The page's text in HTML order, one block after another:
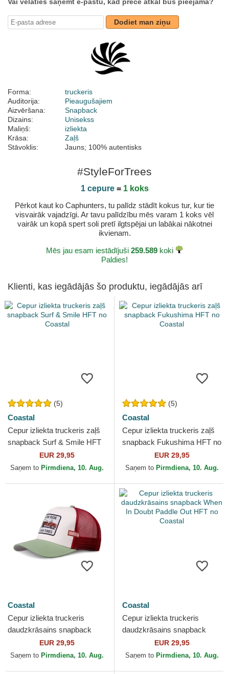
Vai vēlaties saņemt e-pastu, kad prece atkal būs pieejama?
Dodiet man ziņu
Forma:
truckeris
Auditorija:
Pieaugušajiem
Aizvēršana:
Snapback
Dizains:
Unisekss
Maliņš:
izliekta
Krāsa:
Zaļš
Stāvoklis:
Jauns; 100% autentisks
#StyleForTrees
1 cepure= 1 koks
Pērkot kaut ko Caphunters, tu palīdz stādīt kokus tur, kur tie
visvairāk vajadzīgi. Ar tavu palīdzību mēs varam 1 koks vēl
vairāk un kopā spert soli pretī ilgtspējai un labākai nākotnei
ikvienam.
Mēs jau esam iestādījuši 259.589 koki
Paldies!
Klienti, kas iegādājās šo produktu, iegādājās arī
(5)
Coastal
Cepur izliekta truckeris zaļš
snapback Surf & Smile HFT
no CoastalEUR 29,95
Saņem to Pirmdiena, 10. Aug.
(5)
Coastal
Cepur izliekta truckeris zaļš
snapback Fukushima HFT no
EUR 29,95
Saņem to Pirmdiena, 10. Aug.
Coastal
Cepur izliekta truckeris
daudzkrāsains snapback
Slow Ride High Times HFT
no Coastal
EUR 29,95
Saņem to Pirmdiena, 10. Aug.
Coastal
Cepur izliekta truckeris
daudzkrāsains snapback
When In Doubt Paddle Out
HFT no Coastal
EUR 29,95
Saņem to Pirmdiena, 10. Aug.